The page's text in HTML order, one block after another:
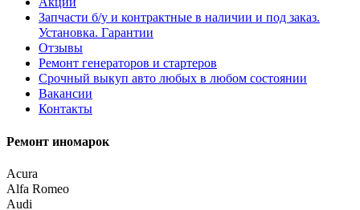
Запчасти б/у и контрактные в наличии и под заказ.
Установка. Гарантии
Отзывы
Ремонт генераторов и стартеров
Cрочный выкуп авто любых в любом состоянии
Вакансии
Контакты
Ремонт иномарок
Acura
Alfa Romeo
Audi